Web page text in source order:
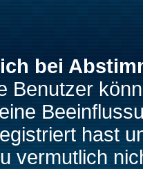
bei
Benutzer
hast
vermutlich